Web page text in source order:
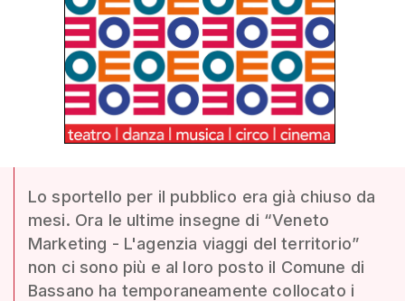
Lo sportello per il pubblico era già chiuso da
mesi. Ora le ultime insegne di “Veneto
Marketing - L'agenzia viaggi del territorio”
non ci sono più e al loro posto il Comune di
Bassano ha temporaneamente collocato i